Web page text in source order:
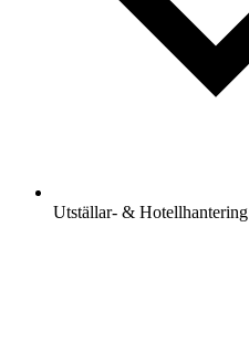
Utställar- & Hotellhantering